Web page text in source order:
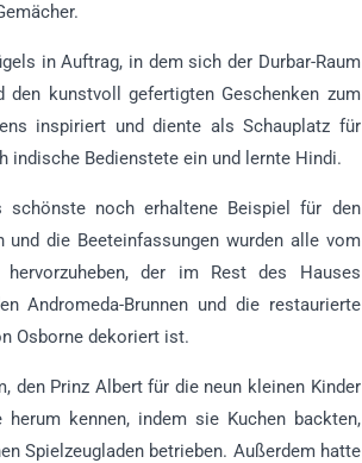
in Auftrag, in dem sich der Durbar-Raum
den kunstvoll gefertigten Geschenken zum
inspiriert und diente als Schauplatz für
indische Bedienstete ein und lernte Hindi.
noch erhaltene Beispiel für den
und die Beeteinfassungen wurden alle vom
der im Rest des Hauses
Andromeda-Brunnen und die restaurierte
Osborne dekoriert ist.
den Prinz Albert für die neun kleinen Kinder
kennen, indem sie Kuchen backten,
Spielzeugladen betrieben. Außerdem hatte